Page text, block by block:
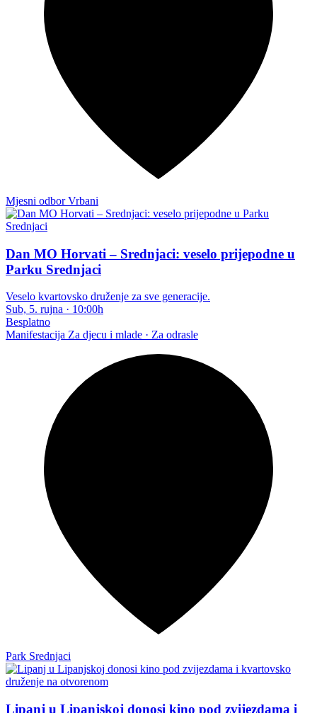
Mjesni odbor Vrbani
Dan MO Horvati – Srednjaci: veselo prijepodne u
Parku Srednjaci
Veselo kvartovsko druženje za sve generacije.
Sub, 5. rujna · 10:00h
Besplatno
Manifestacija Za djecu i mlade · Za odrasle
Park Srednjaci
Lipanj u Lipanjskoj donosi kino pod zvijezdama i